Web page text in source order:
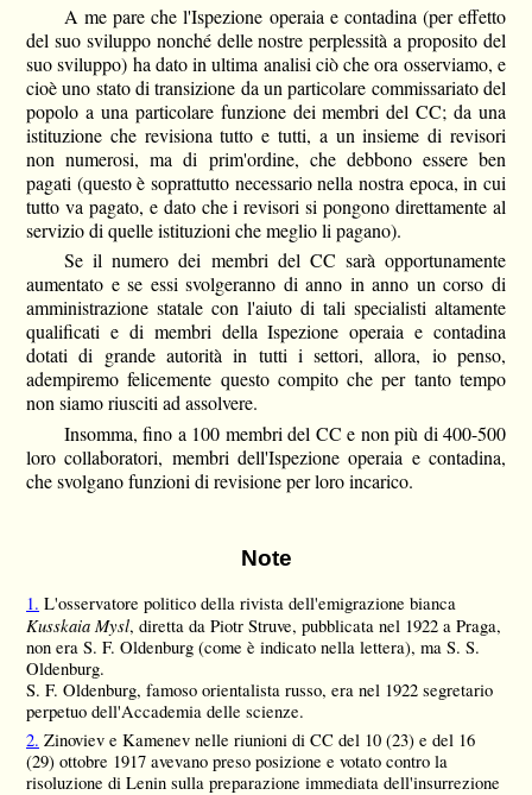
A me pare che l'Ispezione operaia e contadina (per effetto
del suo sviluppo nonché delle nostre perplessità a proposito del
suo sviluppo) ha dato in ultima analisi ciò che ora osserviamo, e
cioè uno stato di transizione da un particolare commissariato del
popolo a una particolare funzione dei membri del CC; da una
istituzione che revisiona tutto e tutti, a un insieme di revisori
non numerosi, ma di prim'ordine, che debbono essere ben
pagati (questo è soprattutto necessario nella nostra epoca, in cui
tutto va pagato, e dato che i revisori si pongono direttamente al
servizio di quelle istituzioni che meglio li pagano).
Se il numero dei membri del CC sarà opportunamente
aumentato e se essi svolgeranno di anno in anno un corso di
amministrazione statale con l'aiuto di tali specialisti altamente
qualificati e di membri della Ispezione operaia e contadina
dotati di grande autorità in tutti i settori, allora, io penso,
adempiremo felicemente questo compito che per tanto tempo
non siamo riusciti ad assolvere.
Insomma, fino a 100 membri del CC e non più di 400-500
loro collaboratori, membri dell'Ispezione operaia e contadina,
che svolgano funzioni di revisione per loro incarico.
Note
1. L'osservatore politico della rivista dell'emigrazione bianca
Kusskaia Mysl, diretta da Piotr Struve, pubblicata nel 1922 a Praga,
non era S. F. Oldenburg (come è indicato nella lettera), ma S. S.
Oldenburg.
S. F. Oldenburg, famoso orientalista russo, era nel 1922 segretario
perpetuo dell'Accademia delle scienze.
2. Zinoviev e Kamenev nelle riunioni di CC del 10 (23) e del 16
(29) ottobre 1917 avevano preso posizione e votato contro la
risoluzione di Lenin sulla preparazione immediata dell'insurrezione